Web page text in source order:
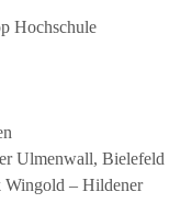
Hochschule
Ulmenwall, Bielefeld
Wingold – Hildener